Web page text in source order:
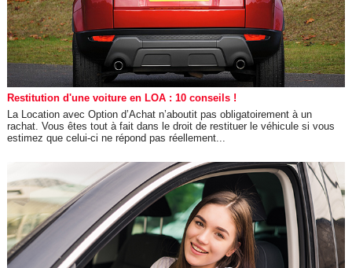
Restitution d'une voiture en LOA : 10 conseils !
La Location avec Option d’Achat n’aboutit pas obligatoirement à un
rachat. Vous êtes tout à fait dans le droit de restituer le véhicule si vous
estimez que celui-ci ne répond pas réellement...